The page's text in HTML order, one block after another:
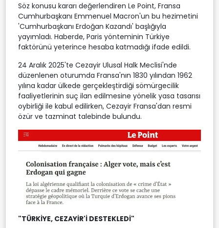
Söz konusu kararı değerlendiren Le Point, Fransa
Cumhurbaşkanı Emmenuel Macron'un bu hezimetini
'Cumhurbaşkanı Erdoğan Kazandı' başlığıyla
yayımladı. Haberde, Paris yönteminin Türkiye
faktörünü yeterince hesaba katmadığı ifade edildi.
24 Aralık 2025'te Cezayir Ulusal Halk Meclisi'nde
düzenlenen oturumda Fransa'nın 1830 yılından 1962
yılına kadar ülkede gerçekleştirdiği sömürgecilik
faaliyetlerinin suç ilan edilmesine yönelik yasa tasarısı
oybirliği ile kabul edilirken, Cezayir Fransa'dan resmi
özür ve tazminat talebinde bulundu.
"TÜRKİYE, CEZAYİR'İ DESTEKLEDİ"